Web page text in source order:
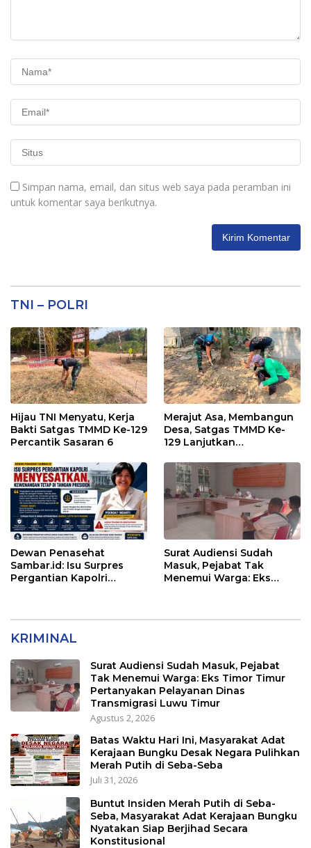
Simpan nama, email, dan situs web saya pada peramban ini
untuk komentar saya berikutnya.
TNI – POLRI
Hijau TNI Menyatu, Kerja
Bakti Satgas TMMD Ke-129
Percantik Sasaran 6
Merajut Asa, Membangun
Desa, Satgas TMMD Ke-
129 Lanjutkan
Dewan Penasehat
Sambar.id: Isu Surpres
Pergantian Kapolri
Surat Audiensi Sudah
Masuk, Pejabat Tak
Menemui Warga: Eks
KRIMINAL
Surat Audiensi Sudah Masuk, Pejabat
Tak Menemui Warga: Eks Timor Timur
Pertanyakan Pelayanan Dinas
Transmigrasi Luwu Timur
Agustus 2, 2026
Batas Waktu Hari Ini, Masyarakat Adat
Kerajaan Bungku Desak Negara Pulihkan
Merah Putih di Seba-Seba
Juli 31, 2026
Buntut Insiden Merah Putih di Seba-
Seba, Masyarakat Adat Kerajaan Bungku
Nyatakan Siap Berjihad Secara
Konstitusional